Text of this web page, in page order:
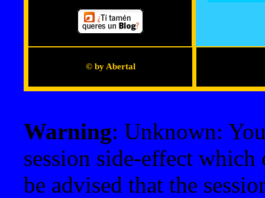
© by Abertal
Warning: Unknown:
session side-effect
be advised that the